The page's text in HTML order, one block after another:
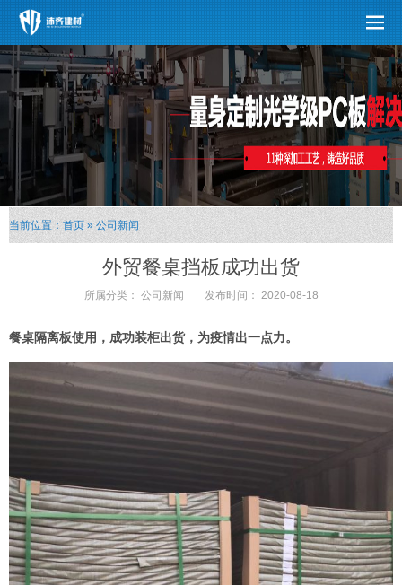
当前位置：首页 » 公司新闻
外贸餐桌挡板成功出货
所属分类： 公司新闻 发布时间： 2020-08-18
餐桌隔离板使用，成功装柜出货，为疫情出一点力。